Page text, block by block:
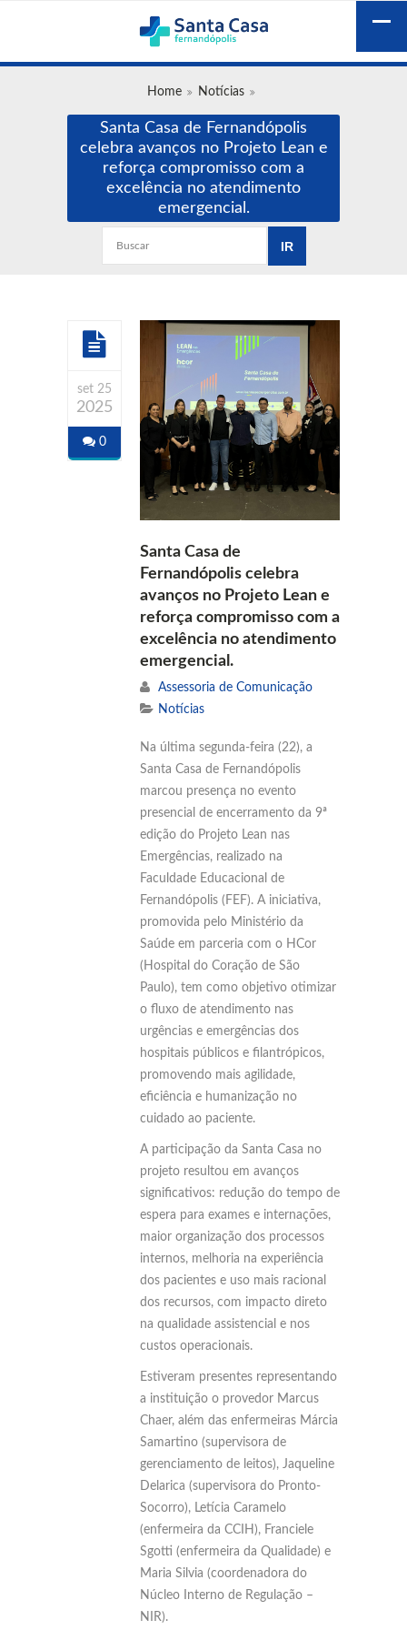
Home Notícias
Santa Casa de Fernandópolis
celebra avanços no Projeto Lean e
reforça compromisso com a
excelência no atendimento
emergencial.
set 25
2025
0
Santa Casa de
Fernandópolis celebra
avanços no Projeto Lean e
reforça compromisso com a
excelência no atendimento
emergencial.
Assessoria de Comunicação
Notícias
Na última segunda-feira (22), a
Santa Casa de Fernandópolis
marcou presença no evento
presencial de encerramento da 9ª
edição do Projeto Lean nas
Emergências, realizado na
Faculdade Educacional de
Fernandópolis (FEF). A iniciativa,
promovida pelo Ministério da
Saúde em parceria com o HCor
(Hospital do Coração de São
Paulo), tem como objetivo otimizar
o fluxo de atendimento nas
urgências e emergências dos
hospitais públicos e filantrópicos,
promovendo mais agilidade,
eficiência e humanização no
cuidado ao paciente.
A participação da Santa Casa no
projeto resultou em avanços
significativos: redução do tempo de
espera para exames e internações,
maior organização dos processos
internos, melhoria na experiência
dos pacientes e uso mais racional
dos recursos, com impacto direto
na qualidade assistencial e nos
custos operacionais.
Estiveram presentes representando
a instituição o provedor Marcus
Chaer, além das enfermeiras Márcia
Samartino (supervisora de
gerenciamento de leitos), Jaqueline
Delarica (supervisora do Pronto-
Socorro), Letícia Caramelo
(enfermeira da CCIH), Franciele
Sgotti (enfermeira da Qualidade) e
Maria Silvia (coordenadora do
Núcleo Interno de Regulação –
NIR).